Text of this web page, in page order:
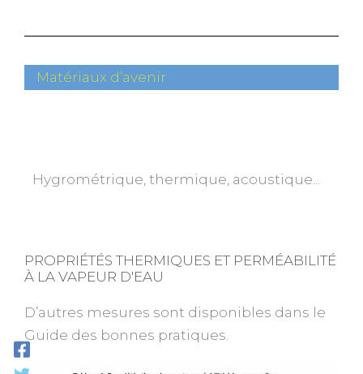
Matériaux d’avenir
Hygrométrique, thermique, acoustique...
PROPRIÉTÉS THERMIQUES ET PERMÉABILITÉ
À LA VAPEUR D'EAU
D’autres mesures sont disponibles dans le
Guide des bonnes pratiques.